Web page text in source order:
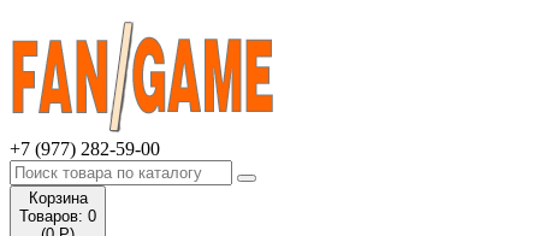
+7 (977) 282-59-00
Корзина
Товаров: 0